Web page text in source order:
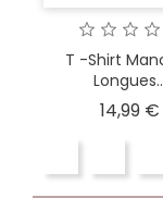
T -shirt
14,99 €